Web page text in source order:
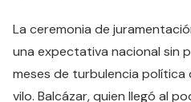
La ceremonia de
una expectativa nacional sin
meses de turbulencia política
vilo. Balcázar, quien llegó al